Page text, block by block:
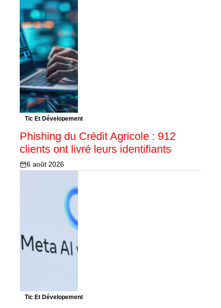
Tic Et Dévelopement
Phishing du Crédit Agricole : 912
clients ont livré leurs identifiants
6 août 2026
Tic Et Dévelopement